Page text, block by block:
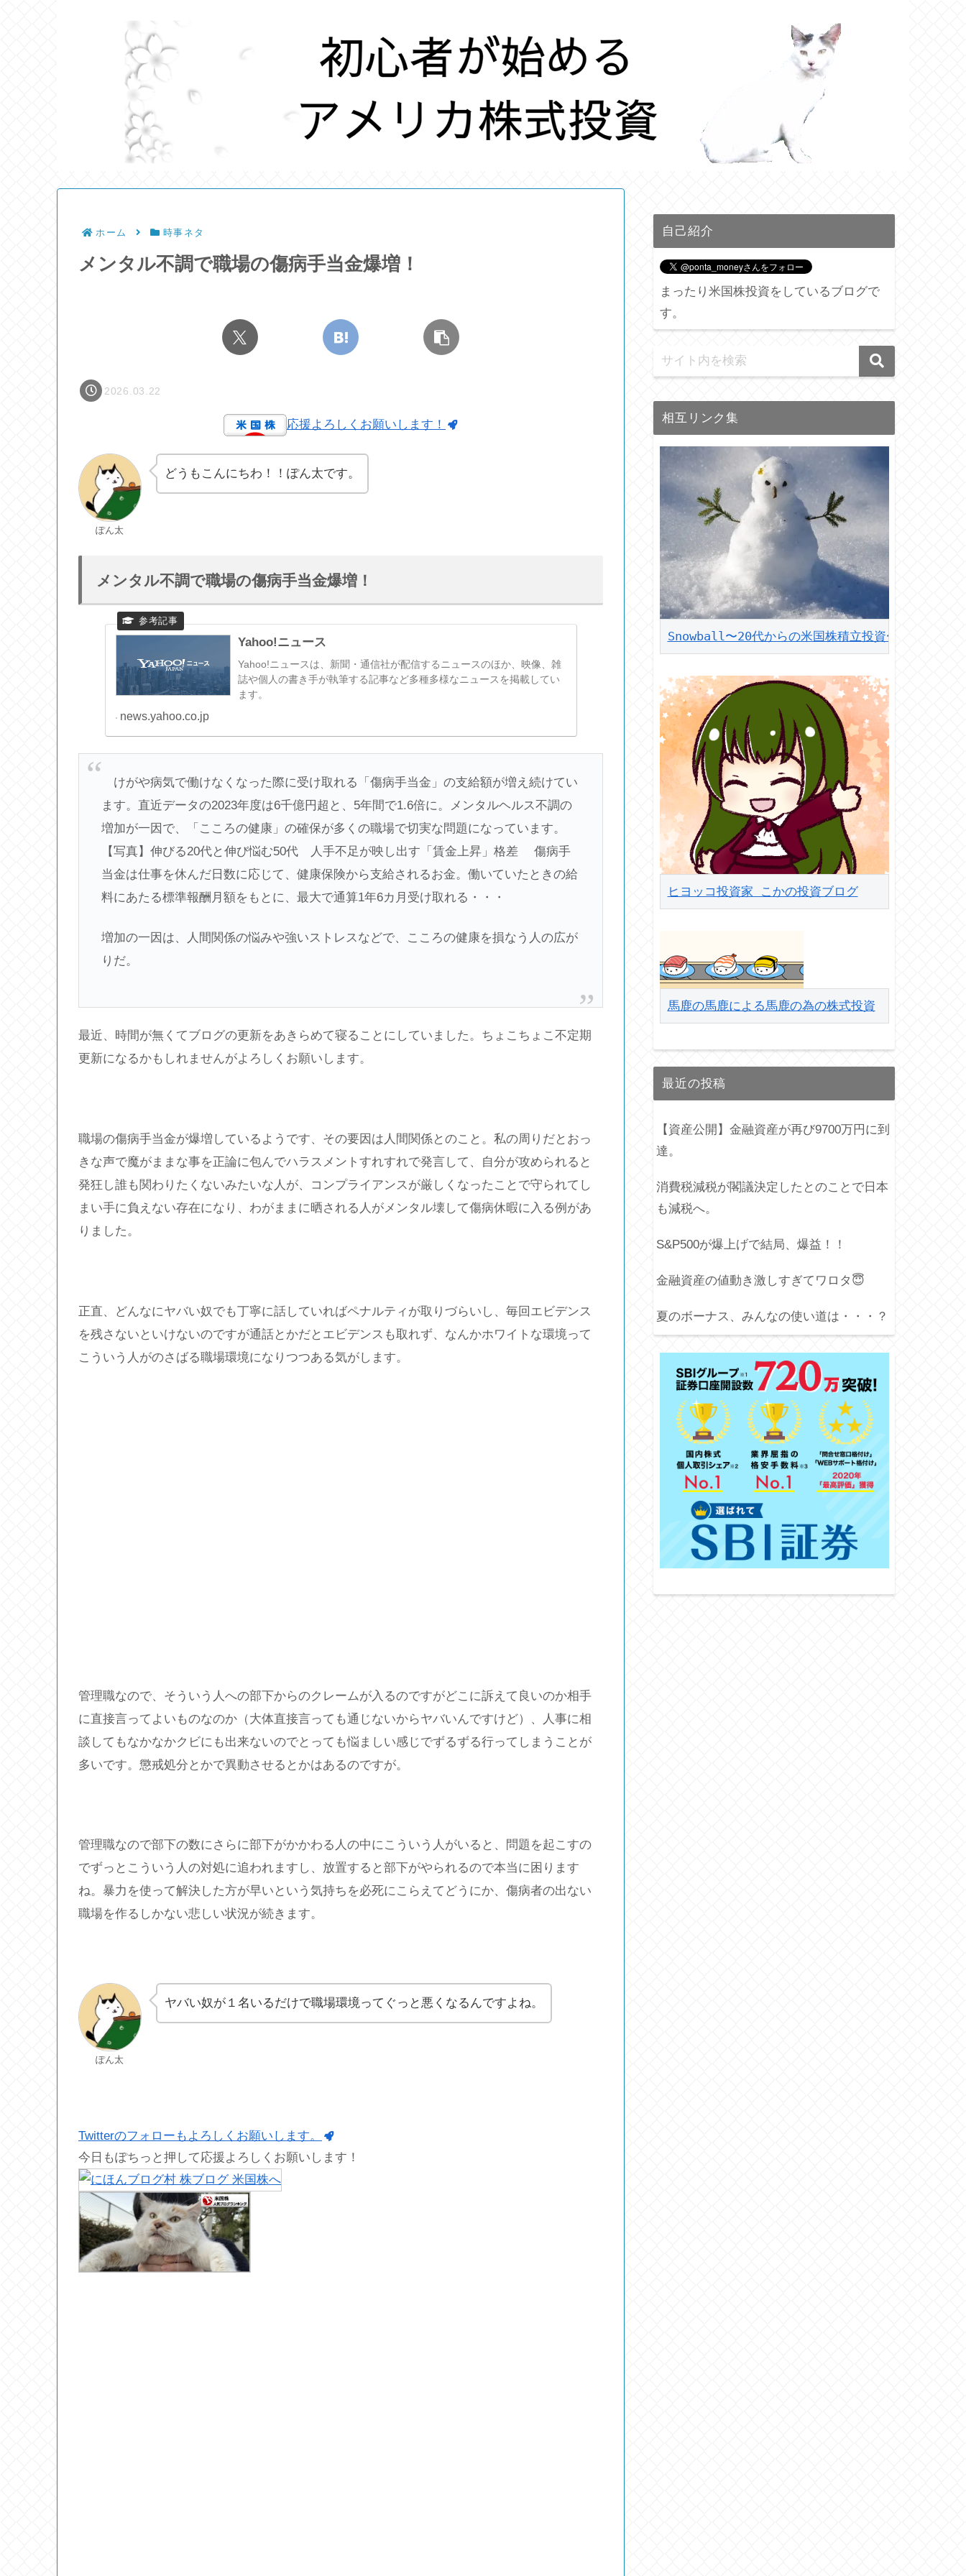
ホーム 時事ネタ
メンタル不調で職場の傷病手当金爆増！
2026.03.22
応援よろしくお願いします！
ぽん太
どうもこんにちわ！！ぽん太です。
メンタル不調で職場の傷病手当金爆増！
Yahoo!ニュース
Yahoo!ニュースは、新聞・通信社が配信するニュースのほか、映像、雑
誌や個人の書き手が執筆する記事など多種多様なニュースを掲載してい
ます。
news.yahoo.co.jp
けがや病気で働けなくなった際に受け取れる「傷病手当金」の支給額が増え続けてい
ます。直近データの2023年度は6千億円超と、5年間で1.6倍に。メンタルヘルス不調の
増加が一因で、「こころの健康」の確保が多くの職場で切実な問題になっています。
【写真】伸びる20代と伸び悩む50代 人手不足が映し出す「賃金上昇」格差 傷病手
当金は仕事を休んだ日数に応じて、健康保険から支給されるお金。働いていたときの給
料にあたる標準報酬月額をもとに、最大で通算1年6カ月受け取れる・・・
増加の一因は、人間関係の悩みや強いストレスなどで、こころの健康を損なう人の広が
りだ。
最近、時間が無くてブログの更新をあきらめて寝ることにしていました。ちょこちょこ不定期
更新になるかもしれませんがよろしくお願いします。
職場の傷病手当金が爆増しているようです、その要因は人間関係とのこと。私の周りだとおっ
きな声で魔がままな事を正論に包んでハラスメントすれすれで発言して、自分が攻められると
発狂し誰も関わりたくないみたいな人が、コンプライアンスが厳しくなったことで守られてし
まい手に負えない存在になり、わがままに晒される人がメンタル壊して傷病休暇に入る例があ
りました。
正直、どんなにヤバい奴でも丁寧に話していればペナルティが取りづらいし、毎回エビデンス
を残さないといけないのですが通話とかだとエビデンスも取れず、なんかホワイトな環境って
こういう人がのさばる職場環境になりつつある気がします。
管理職なので、そういう人への部下からのクレームが入るのですがどこに訴えて良いのか相手
に直接言ってよいものなのか（大体直接言っても通じないからヤバいんですけど）、人事に相
談してもなかなかクビにも出来ないのでとっても悩ましい感じでずるずる行ってしまうことが
多いです。懲戒処分とかで異動させるとかはあるのですが。
管理職なので部下の数にさらに部下がかかわる人の中にこういう人がいると、問題を起こすの
でずっとこういう人の対処に追われますし、放置すると部下がやられるので本当に困ります
ね。暴力を使って解決した方が早いという気持ちを必死にこらえてどうにか、傷病者の出ない
職場を作るしかない悲しい状況が続きます。
ぽん太
ヤバい奴が１名いるだけで職場環境ってぐっと悪くなるんですよね。
Twitterのフォローもよろしくお願いします。
今日もぽちっと押して応援よろしくお願いします！
自己紹介
まったり米国株投資をしているブログで
す。
相互リンク集
Snowball〜20代からの米国株積立投資〜
ヒヨッコ投資家 こかの投資ブログ
馬鹿の馬鹿による馬鹿の為の株式投資
最近の投稿
【資産公開】金融資産が再び9700万円に到
達。
消費税減税が閣議決定したとのことで日本
も減税へ。
S&P500が爆上げで結局、爆益！！
金融資産の値動き激しすぎてワロタ😇
夏のボーナス、みんなの使い道は・・・？